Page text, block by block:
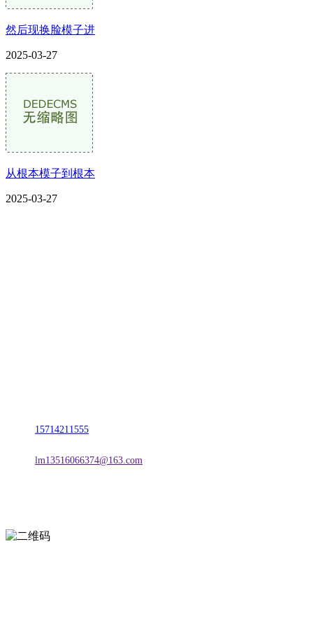
然后现换脸模子进
2025-03-27
从根本模子到根本
2025-03-27
15714211555
lm13516066374@163.com